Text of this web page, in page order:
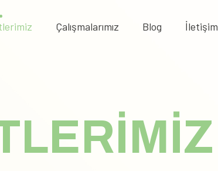
Çalışmalarımız Blog İletişim